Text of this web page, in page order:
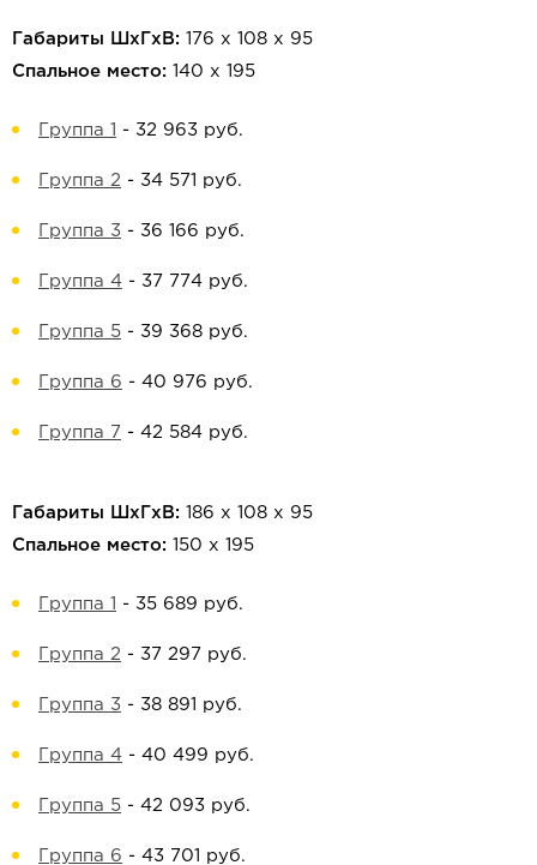
Габариты ШхГхВ: 176 х 108 х 95
Спальное место: 140 х 195
Группа 1 - 32 963 руб.
Группа 2 - 34 571 руб.
Группа 3 - 36 166 руб.
Группа 4 - 37 774 руб.
Группа 5 - 39 368 руб.
Группа 6 - 40 976 руб.
Группа 7 - 42 584 руб.
Габариты ШхГхВ: 186 х 108 х 95
Спальное место: 150 х 195
Группа 1 - 35 689 руб.
Группа 2 - 37 297 руб.
Группа 3 - 38 891 руб.
Группа 4 - 40 499 руб.
Группа 5 - 42 093 руб.
Группа 6 - 43 701 руб.